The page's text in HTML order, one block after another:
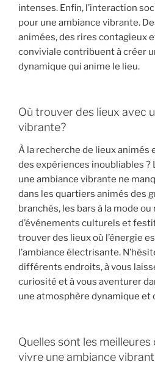
intenses. Enfin, l’interaction
pour une ambiance vibrante.
animées, des rires contagieux
conviviale contribuent à créer
dynamique qui anime le lieu.
Où trouver des lieux avec
vibrante?
À la recherche de lieux animés
des expériences inoubliables ?
une ambiance vibrante ne
dans les quartiers animés des
branchés, les bars à la mode
d’événements culturels et
trouver des lieux où l’énergie
l’ambiance électrisante.
différents endroits, à vous
curiosité et à vous aventurer
une atmosphère dynamique et
Quelles sont les
vivre une ambiance